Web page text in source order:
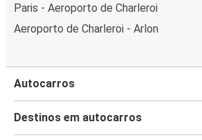
Paris - Aeroporto de Charleroi
Aeroporto de Charleroi - Arlon
Autocarros
Destinos em autocarros